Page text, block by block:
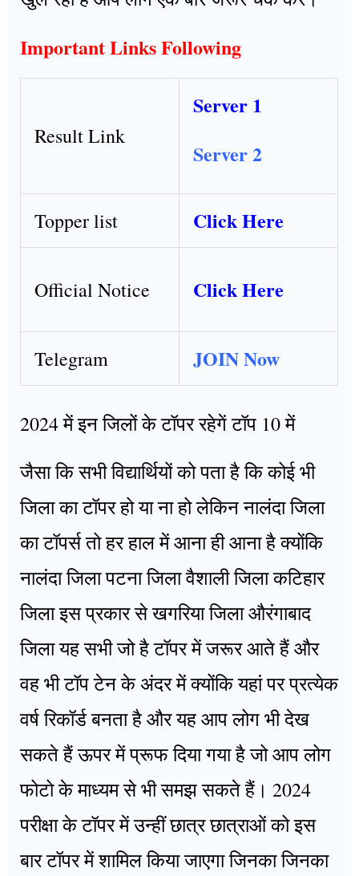
Important Links Following
Result Link
Server 1
Server 2
Topper list Click Here
Official Notice Click Here
Telegram JOIN Now
2024 में इन जिलों के टॉपर रहेगें टॉप 10 में
जैसा कि सभी विद्यार्थियों को पता है कि कोई भी
जिला का टॉपर हो या ना हो लेकिन नालंदा जिला
का टॉपर्स तो हर हाल में आना ही आना है क्योंकि
नालंदा जिला पटना जिला वैशाली जिला कटिहार
जिला इस प्रकार से खगरिया जिला औरंगाबाद
जिला यह सभी जो है टॉपर में जरूर आते हैं और
वह भी टॉप टेन के अंदर में क्योंकि यहां पर प्रत्येक
वर्ष रिकॉर्ड बनता है और यह आप लोग भी देख
सकते हैं ऊपर में प्रूफ दिया गया है जो आप लोग
फोटो के माध्यम से भी समझ सकते हैं। 2024
परीक्षा के टॉपर में उन्हीं छात्र छात्राओं को इस
बार टॉपर में शामिल किया जाएगा जिनका जिनका